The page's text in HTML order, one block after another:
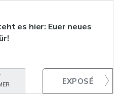
es hier: Euer neues